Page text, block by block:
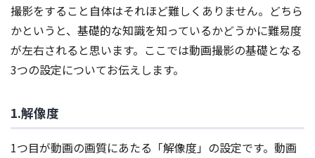
撮影をすること自体はそれほど難しくありません。どちら
かというと、基礎的な知識を知っているかどうかに難易度
が左右されると思います。ここでは動画撮影の基礎となる
3つの設定についてお伝えします。
1.解像度
1つ目が動画の画質にあたる「解像度」の設定です。動画